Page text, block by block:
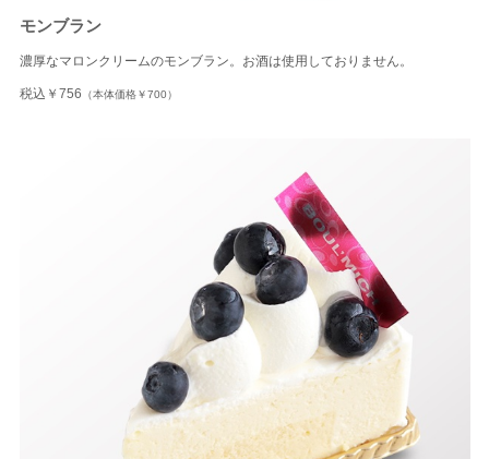
モンブラン
濃厚なマロンクリームのモンブラン。お酒は使用しておりません。
税込￥756 （本体価格￥700）